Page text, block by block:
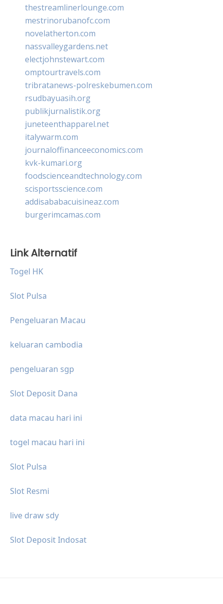
thestreamlinerlounge.com
mestrinorubanofc.com
novelatherton.com
nassvalleygardens.net
electjohnstewart.com
omptourtravels.com
tribratanews-polreskebumen.com
rsudbayuasih.org
publikjurnalistik.org
juneteenthapparel.net
italywarm.com
journaloffinanceeconomics.com
kvk-kumari.org
foodscienceandtechnology.com
scisportsscience.com
addisababacuisineaz.com
burgerimcamas.com
Link Alternatif
Togel HK
Slot Pulsa
Pengeluaran Macau
keluaran cambodia
pengeluaran sgp
Slot Deposit Dana
data macau hari ini
togel macau hari ini
Slot Pulsa
Slot Resmi
live draw sdy
Slot Deposit Indosat